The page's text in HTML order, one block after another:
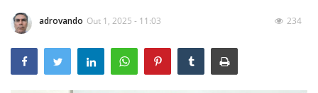
Economia
adrovando Out 1, 2025 - 11:03 234